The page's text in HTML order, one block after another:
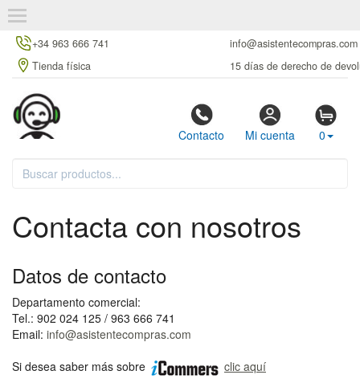
+34 963 666 741
info@asistentecompras.com
Tienda física
15 días de derecho de
Contacto Mi cuenta 0
Contacta con nosotros
Datos de contacto
Departamento comercial:
Tel.: 902 024 125 / 963 666 741
Email: info@asistentecompras.com
Si desea saber más sobre
clic aquí